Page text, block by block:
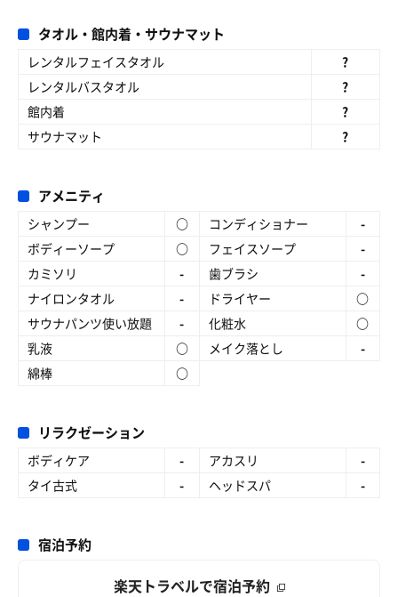
タオル・館内着・サウナマット
レンタルフェイスタオル
?
レンタルバスタオル
?
館内着
?
サウナマット
?
アメニティ
シャンプー ○ コンディショナー
-
ボディーソープ
○ フェイスソープ
-
カミソリ
- 歯ブラシ
-
ナイロンタオル
- ドライヤー
○
サウナパンツ使い放題
- 化粧水
○
乳液
○ メイク落とし
-
綿棒
○
リラクゼーション
ボディケア - アカスリ
-
タイ古式
- ヘッドスパ -
宿泊予約
楽天トラベルで宿泊予約